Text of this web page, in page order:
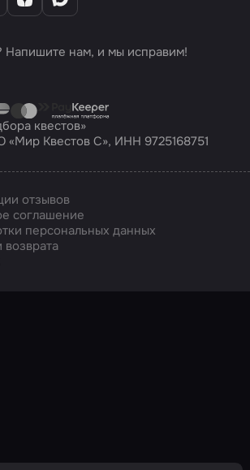
Напишите нам, и мы исправим!
квестов»
«Мир Квестов С», ИНН 9725168751
отзывов
соглашение
персональных данных
возврата